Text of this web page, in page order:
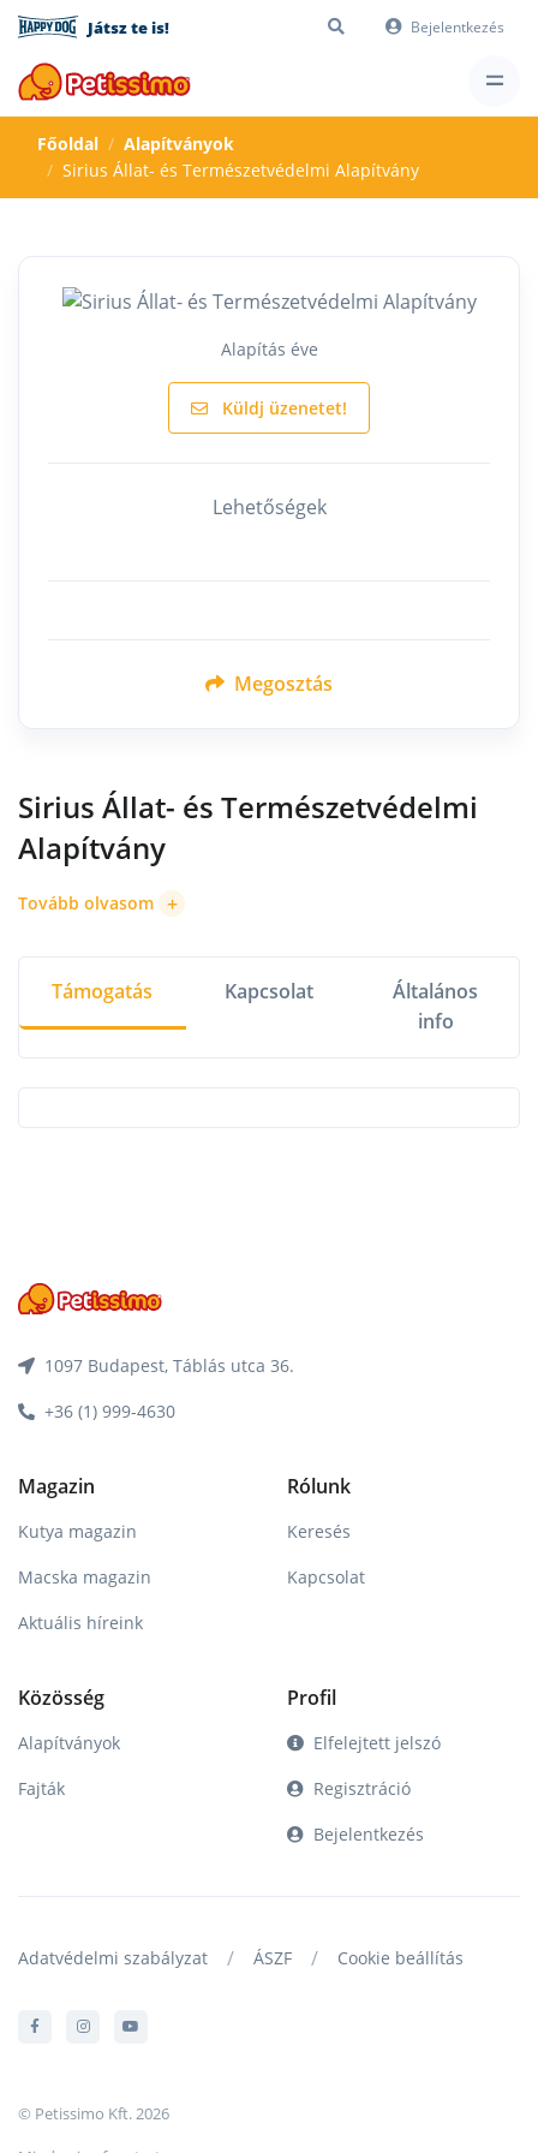
Játsz te is! Bejelentkezés
Főoldal
Alapítványok
Sirius Állat- és Természetvédelmi Alapítvány
Alapítás éve
Küldj üzenetet!
Lehetőségek
Megosztás
Sirius Állat- és Természetvédelmi
Alapítvány
Tovább olvasom +
Támogatás Kapcsolat
Általános
info
1097 Budapest, Táblás utca 36.
+36 (1) 999-4630
Magazin
Kutya magazin
Macska magazin
Aktuális híreink
Rólunk
Keresés
Kapcsolat
Közösség
Alapítványok
Fajták
Profil
Elfelejtett jelszó
Regisztráció
Bejelentkezés
Adatvédelmi szabályzat / ÁSZF / Cookie beállítás
© Petissimo Kft. 2026